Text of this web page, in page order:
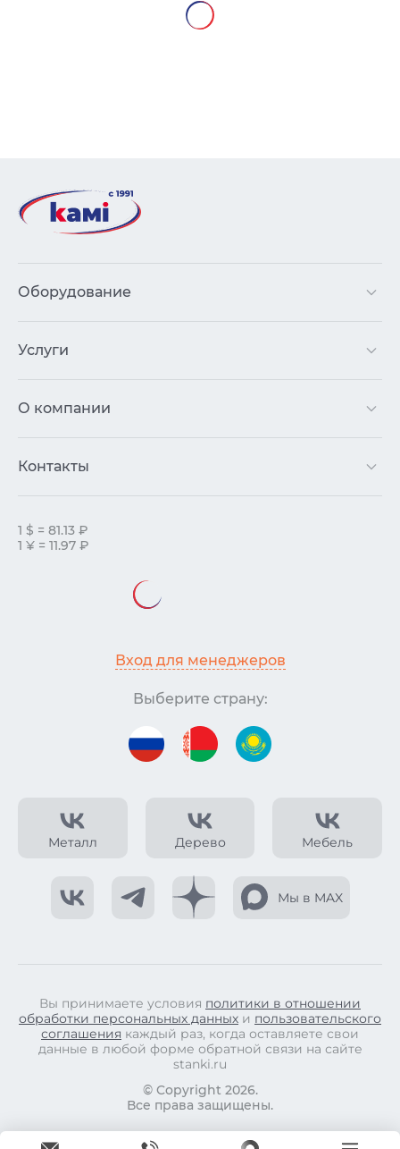
Металл Дерево Мебель
Мы в MAX
Оборудование
Услуги
О компании
Контакты
1 $ = 81.13 ₽
1 ¥ = 11.97 ₽
Вход для менеджеров
Выберите страну:
Вы принимаете условия политики в отношении
обработки персональных данных и пользовательского
соглашения каждый раз, когда оставляете свои
данные в любой форме обратной связи на сайте
stanki.ru
© Copyright 2026.
Все права защищены.